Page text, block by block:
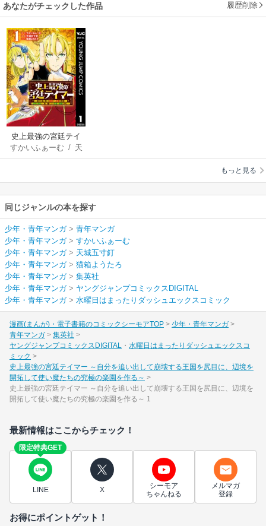
あなたがチェックした作品 履歴削除
史上最強の宮廷テイ
マー ～自分を追い出
して崩壊する王国を
して使い魔たちの究
極の楽園を作る～
すかいふぁーむ / 天
城五寸釘/猫箱よう
もっと見る
同じジャンルの本を探す
少年・青年マンガ> 青年マンガ
少年・青年マンガ> すかいふぁーむ
少年・青年マンガ> 天城五寸釘
少年・青年マンガ> 猫箱ようたろ
少年・青年マンガ> 集英社
少年・青年マンガ> ヤングジャンプコミックスDIGITAL
少年・青年マンガ> 水曜日はまったりダッシュエックスコミック
漫画(まんが)・電子書籍のコミックシーモアTOP
少年・青年マンガ
青年マンガ
集英社
ヤングジャンプコミックスDIGITAL
水曜日はまったりダッシュエックスコ
ミック
史上最強の宮廷テイマー ～自分を追い出して崩壊する王国を尻目に、辺境を
開拓して使い魔たちの究極の楽園を作る～
史上最強の宮廷テイマー ～自分を追い出して崩壊する王国を尻目に、辺境を
開拓して使い魔たちの究極の楽園を作る～ 1
最新情報はここからチェック！
限定特典GET
LINE X
シーモア
ちゃんねる
メルマガ
登録
お得にポイントゲット！